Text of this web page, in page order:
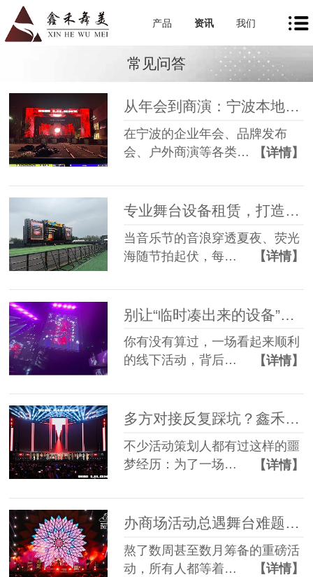
产品 资讯 我们
常见问答
从年会到商演：宁波本地舞美租赁如何让每一场活动都出彩
在宁波的企业年会、品牌发布
会、户外商演等各类…
【详情】
专业舞台设备租赁，打造沉浸式音乐节现场
当音乐节的音浪穿透夏夜、荧光
海随节拍起伏，每…
【详情】
你有没有算过，一场看起来顺利
的线下活动，背后…
【详情】
多方对接反复踩坑？鑫禾舞美一站式舞美服务让你少走90%弯路
不少活动策划人都有过这样的噩
梦经历：为了一场…
【详情】
办商场活动总遇舞台难题？鑫禾舞美一站式帮你解决
熬了数周甚至数月筹备的重磅活
动，所有人都等着…
【详情】